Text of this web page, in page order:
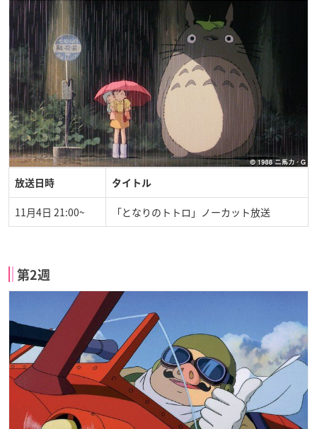
放送日時 タイトル
11月4日 21:00~ 「となりのトトロ」ノーカット放送
第2週